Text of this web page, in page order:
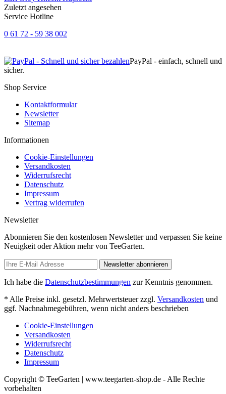
Zuletzt angesehen
Service Hotline
0 61 72 - 59 38 002
PayPal - einfach, schnell und
sicher.
Shop Service
Kontaktformular
Newsletter
Sitemap
Informationen
Cookie-Einstellungen
Versandkosten
Widerrufsrecht
Datenschutz
Impressum
Vertrag widerrufen
Newsletter
Abonnieren Sie den kostenlosen Newsletter und verpassen Sie keine
Neuigkeit oder Aktion mehr von TeeGarten.
Newsletter abonnieren
Ich habe die Datenschutzbestimmungen zur Kenntnis genommen.
* Alle Preise inkl. gesetzl. Mehrwertsteuer zzgl. Versandkosten und
ggf. Nachnahmegebühren, wenn nicht anders beschrieben
Cookie-Einstellungen
Versandkosten
Widerrufsrecht
Datenschutz
Impressum
Copyright © TeeGarten | www.teegarten-shop.de - Alle Rechte
vorbehalten